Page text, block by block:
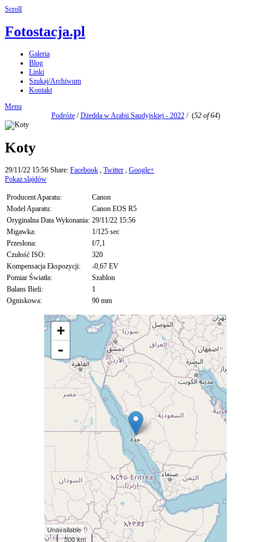
Scroll
Fotostacja.pl
Galeria
Blog
Linki
Szukaj/Archiwum
Kontakt
Menu
Podróże/Dżedda w Arabii Saudyjskiej - 2022/ (52 of 64)
Koty
29/11/22 15:56 Share: Facebook , Twitter , Google+
Pokaz slajdów
Producent Aparatu:
Canon
Model Aparatu:
Canon EOS R5
Oryginalna Data Wykonania: 29/11/22 15:56
Migawka:
1/125 sec
Przesłona:
f/7,1
Czułość ISO:
320
Kompensacja Ekspozycji:
-0,67 EV
Pomiar Światła:
Szablon
Balans Bieli:
1
Ogniskowa:
90 mm
+
-
Unavailable
500 km